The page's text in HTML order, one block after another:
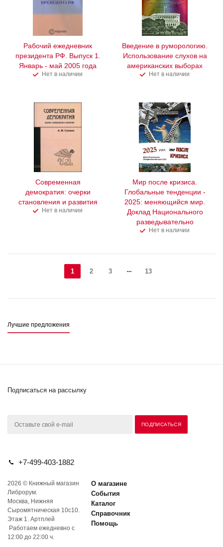
Рабочий ежедневник
президента РФ. Выпуск 1.
Январь - май 2005 года
Нет в наличии
Введение в руморологию.
Использование слухов на
американских выборах
Нет в наличии
Современная
демократия: очерки
становления и развития
Нет в наличии
Мир после кризиса.
Глобальные тенденции -
2025: меняющийся мир.
Доклад Национального
разведывательно
Нет в наличии
1 2 3 13
Лучшие предложения
Подписаться на рассылку
+7-499-403-1882
2026 © Книжный магазин
Либрорум.
Москва, Нижняя
Сыромятническая 10с10.
Этаж 1. Артплей
Работаем ежедневно с
12:00 до 22:00 ч.
О магазине
События
Каталог
Справочник
Помощь